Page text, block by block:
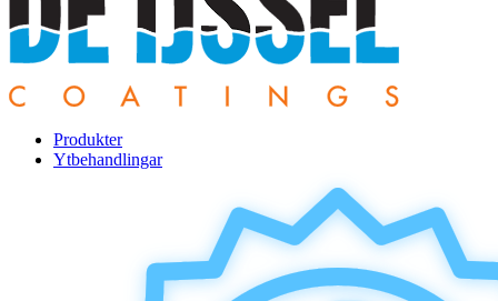
Produkter
Ytbehandlingar